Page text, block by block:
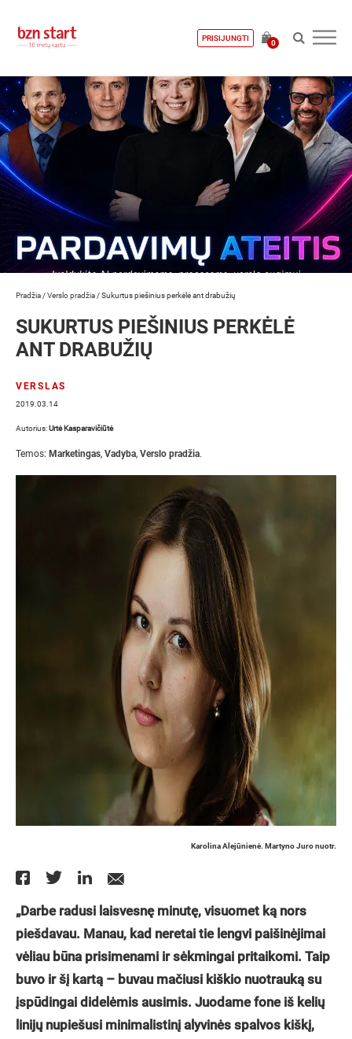
PRISIJUNGTI
0
Pradžia /Verslo pradžia /Sukurtus piešinius perkėlė ant drabužių
SUKURTUS PIEŠINIUS PERKĖLĖ
ANT DRABUŽIŲ
VERSLAS
2019.03.14
Autorius:Urtė Kasparavičiūtė
Temos: Marketingas, Vadyba, Verslo pradžia.
Karolina Alejūnienė. Martyno Juro nuotr.
„Darbe radusi laisvesnę minutę, visuomet ką nors
piešdavau. Manau, kad neretai tie lengvi paišinėjimai
vėliau būna prisimenami ir sėkmingai pritaikomi. Taip
buvo ir šį kartą – buvau mačiusi kiškio nuotrauką su
įspūdingai didelėmis ausimis. Juodame fone iš kelių
linijų nupiešusi minimalistinį alyvinės spalvos kiškį,